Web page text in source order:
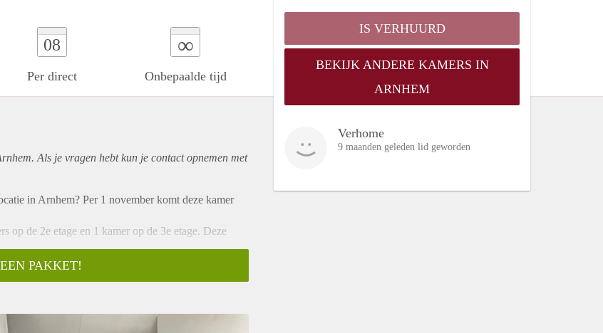
08
Per direct
∞
Onbepaalde tijd
IS VERHUURD
BEKIJK ANDERE KAMERS IN
ARNHEM
Verhome
9 maanden geleden lid geworden
Als je vragen hebt kun je contact opnemen met
in Arnhem? Per 1 november komt deze kamer
op de 2e etage en 1 kamer op de 3e etage. Deze
PAKKET!